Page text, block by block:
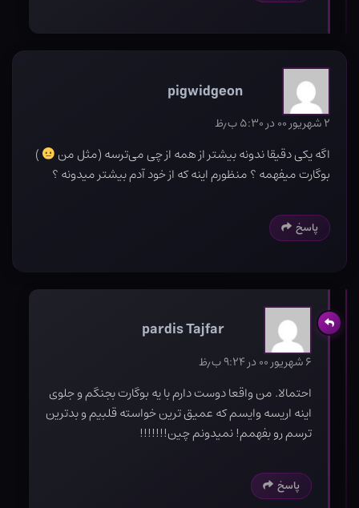
pigwidgeon
۲ شهریور ۰۰ در ۵:۳۰ ب٫ظ
اگه یکی دقیقا ندونه بیشتر از همه از چی می‌ترسه (مثل من
)
بوگارت میفهمه ؟ منظورم اینه که از خود آدم بیشتر میدونه ؟
پاسخ
pardis Tajfar
۶ شهریور ۰۰ در ۹:۲۴ ب٫ظ
احتمالا. من واقعا دوست دارم با یه بوگارت بجنگم و جلوی
اینه اریسه وایسم که عمیق ترین خواسته قلبیم و بدترین
ترسم رو بفهمم! نمیدونم چین!!!!!!!
پاسخ